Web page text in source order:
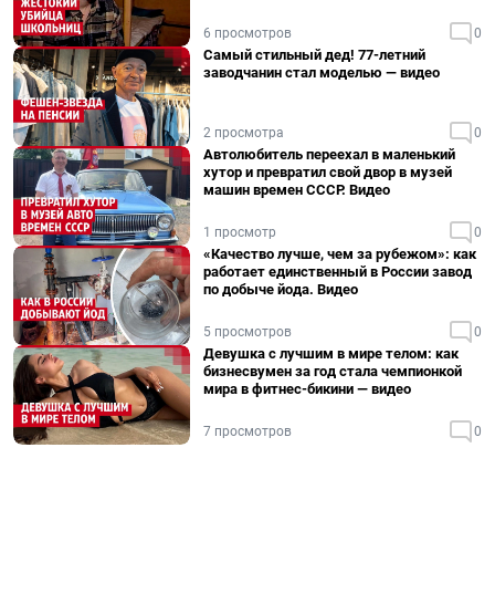
6 просмотров 0
Самый стильный дед! 77-летний
заводчанин стал моделью — видео
2 просмотра 0
Автолюбитель переехал в маленький
хутор и превратил свой двор в музей
машин времен СССР. Видео
1 просмотр 0
«Качество лучше, чем за рубежом»: как
работает единственный в России завод
по добыче йода. Видео
5 просмотров 0
Девушка с лучшим в мире телом: как
бизнесвумен за год стала чемпионкой
мира в фитнес-бикини — видео
7 просмотров 0